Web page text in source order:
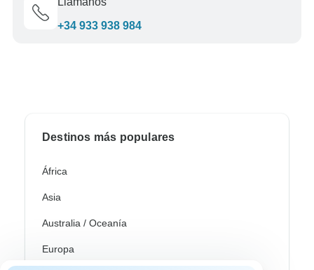
+34 933 938 984
Destinos más populares
África
Asia
Australia / Oceanía
Europa